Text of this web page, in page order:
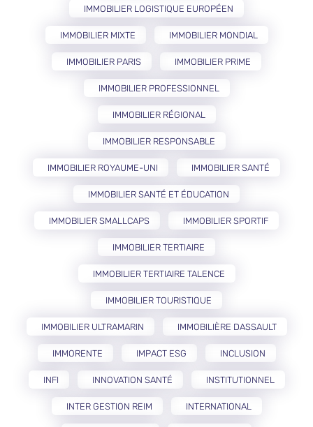
IMMOBILIER LOGISTIQUE EUROPÉEN
IMMOBILIER MIXTE IMMOBILIER MONDIAL
IMMOBILIER PARIS IMMOBILIER PRIME
IMMOBILIER PROFESSIONNEL
IMMOBILIER RÉGIONAL
IMMOBILIER RESPONSABLE
IMMOBILIER ROYAUME-UNI IMMOBILIER SANTÉ
IMMOBILIER SANTÉ ET ÉDUCATION
IMMOBILIER SMALLCAPS IMMOBILIER SPORTIF
IMMOBILIER TERTIAIRE
IMMOBILIER TERTIAIRE TALENCE
IMMOBILIER TOURISTIQUE
IMMOBILIER ULTRAMARIN IMMOBILIÈRE DASSAULT
IMMORENTE IMPACT ESG INCLUSION
INFI INNOVATION SANTÉ INSTITUTIONNEL
INTER GESTION REIM INTERNATIONAL